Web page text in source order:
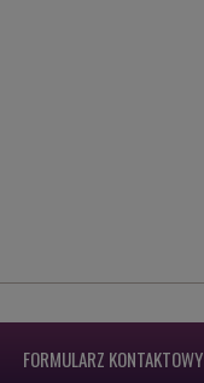
FORMULARZ KONTAKTOWY